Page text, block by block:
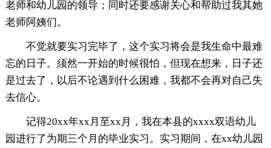
老师和幼儿园的领导；同时还要感谢关心和帮助过我其她
老师阿姨们。
不觉就要实习完毕了，这个实习将会是我生命中最难
忘的日子。须然一开始的时候很怕，但现在想来，日子还
是过去了，以后不论遇到什么困难，我都不会再对自己失
去信心。
记得20xx年xx月至xx月，我在本县的xxxx双语幼儿
园进行了为期三个月的毕业实习。实习期间，在xx幼儿园